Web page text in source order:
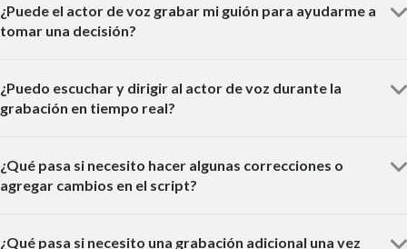
¿Puede el actor de voz grabar mi guión para ayudarme a
tomar una decisión?
¿Puedo escuchar y dirigir al actor de voz durante la
grabación en tiempo real?
¿Qué pasa si necesito hacer algunas correcciones o
agregar cambios en el script?
¿Qué pasa si necesito una grabación adicional una vez